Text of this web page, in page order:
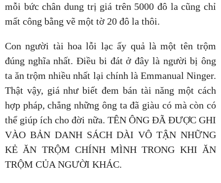
mỗi bức chân dung trị giá trên 5000 đô la cũng chỉ
mất công bằng vẽ một tờ 20 đô la thôi.
Con người tài hoa lỗi lạc ấy quả là một tên trộm
đúng nghĩa nhất. Điều bi đát ở đây là người bị ông
ta ăn trộm nhiều nhất lại chính là Emmanual Ninger.
Thật vậy, giá như biết đem bán tài năng một cách
hợp pháp, chẳng những ông ta đã giàu có mà còn có
thể giúp ích cho đời nữa. TÊN ÔNG ĐÃ ĐƯỢC GHI
VÀO BẢN DANH SÁCH DÀI VÔ TẬN NHỮNG
KẺ ĂN TRỘM CHÍNH MÌNH TRONG KHI ĂN
TRỘM CỦA NGƯỜI KHÁC.